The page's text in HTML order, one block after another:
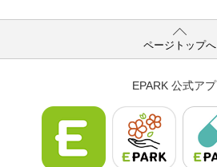
ページトップへ